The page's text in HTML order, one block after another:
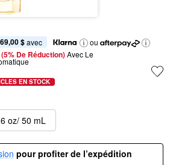
$ avec
ou
De Réduction) Avec Le
EN STOCK
oz/ 50 mL
pour profiter de l’expédition